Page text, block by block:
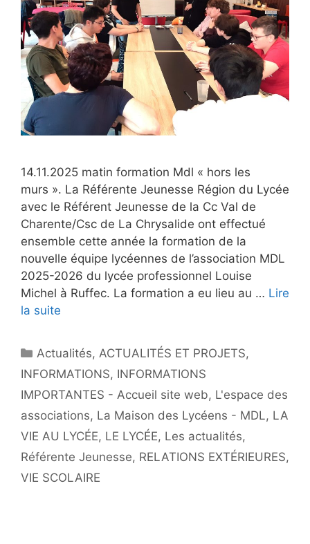
14.11.2025 matin formation Mdl « hors les
murs ». La Référente Jeunesse Région du Lycée
avec le Référent Jeunesse de la Cc Val de
Charente/Csc de La Chrysalide ont effectué
ensemble cette année la formation de la
nouvelle équipe lycéennes de l’association MDL
2025-2026 du lycée professionnel Louise
Michel à Ruffec. La formation a eu lieu au … Lire
la suite
Catégories
Actualités, ACTUALITÉS ET PROJETS,
INFORMATIONS, INFORMATIONS
IMPORTANTES - Accueil site web, L'espace des
associations, La Maison des Lycéens - MDL, LA
VIE AU LYCÉE, LE LYCÉE, Les actualités,
Référente Jeunesse, RELATIONS EXTÉRIEURES,
VIE SCOLAIRE